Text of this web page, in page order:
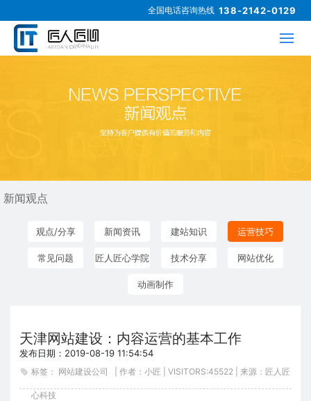
全国电话咨询热线 138-2142-0129
新闻观点
观点/分享 新闻资讯 建站知识 运营技巧
常见问题 匠人匠心学院 技术分享 网站优化
动画制作
天津网站建设：内容运营的基本工作
发布日期：2019-08-19 11:54:54
标签： 网站建设公司 | 作者：小匠 | VISITORS:45522 | 来源：匠人匠
心科技